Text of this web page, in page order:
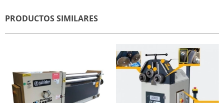
PRODUCTOS SIMILARES